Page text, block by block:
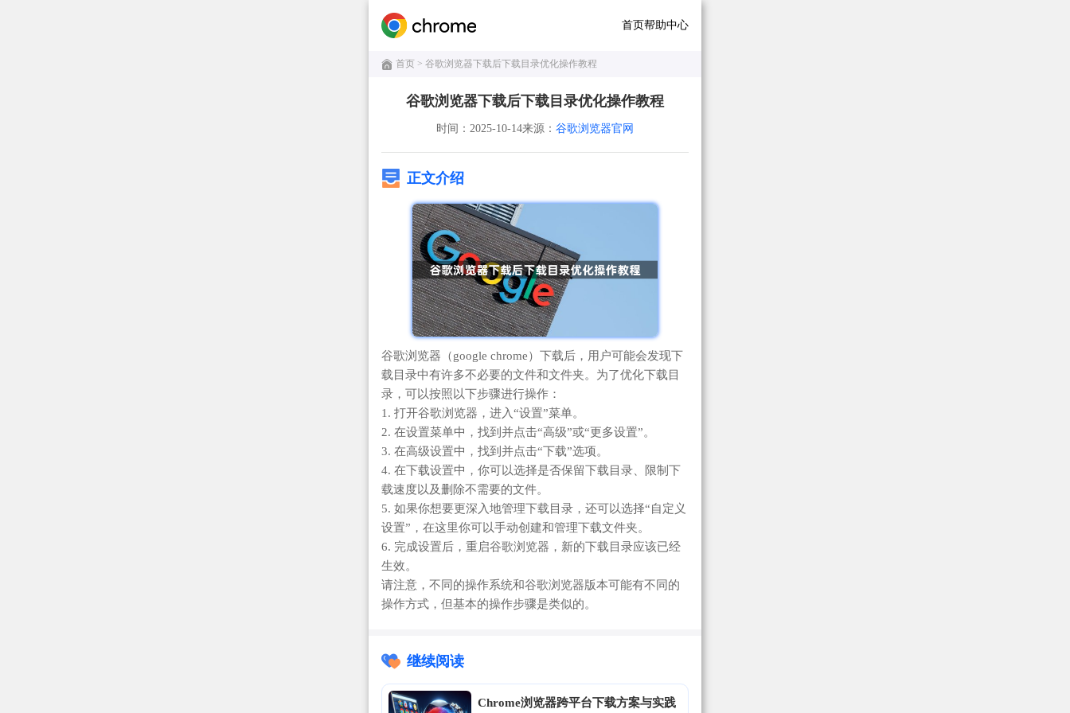
首页帮助中心
首页 > 谷歌浏览器下载后下载目录优化操作教程
谷歌浏览器下载后下载目录优化操作教程
时间：2025-10-14来源： 谷歌浏览器官网
正文介绍
谷歌浏览器（google chrome）下载后，用户可能会发现下
载目录中有许多不必要的文件和文件夹。为了优化下载目
录，可以按照以下步骤进行操作：
1. 打开谷歌浏览器，进入“设置”菜单。
2. 在设置菜单中，找到并点击“高级”或“更多设置”。
3. 在高级设置中，找到并点击“下载”选项。
4. 在下载设置中，你可以选择是否保留下载目录、限制下
载速度以及删除不需要的文件。
5. 如果你想要更深入地管理下载目录，还可以选择“自定义
设置”，在这里你可以手动创建和管理下载文件夹。
6. 完成设置后，重启谷歌浏览器，新的下载目录应该已经
生效。
请注意，不同的操作系统和谷歌浏览器版本可能有不同的
操作方式，但基本的操作步骤是类似的。
继续阅读
Chrome浏览器跨平台下载方案与实践